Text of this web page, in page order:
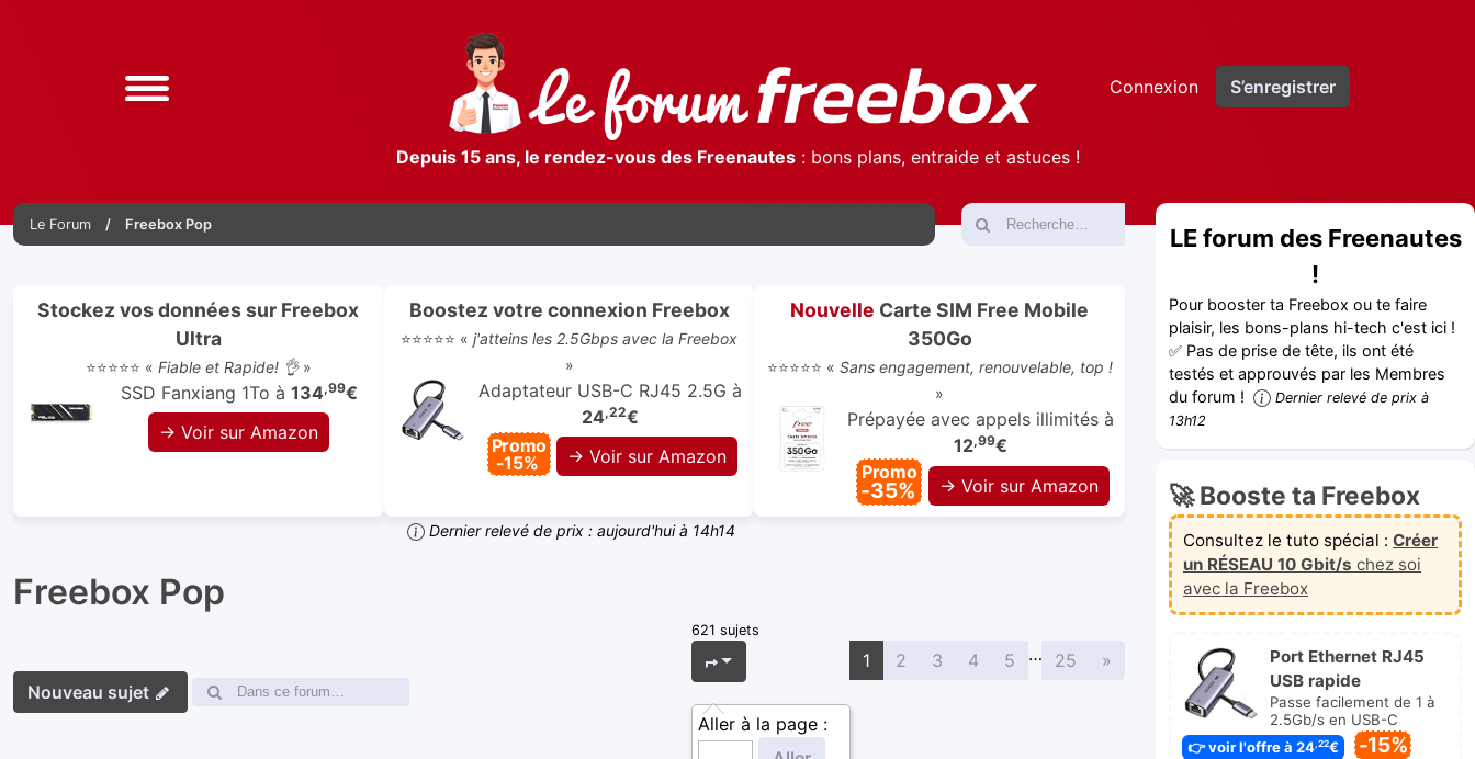
Connexion S’enregistrer
Depuis 15 ans, le rendez-vous des Freenautes: bons plans, entraide et astuces !
Le Forum Freebox Pop
Stockez vos données sur Freebox
Ultra
⭐⭐⭐⭐⭐ « Fiable et Rapide! 👌»
SSD Fanxiang 1To à 134,99€
→ Voir sur Amazon
Boostez votre connexion Freebox
⭐⭐⭐⭐⭐ « j'atteins les 2.5Gbps avec la Freebox
»
Adaptateur USB-C RJ45 2.5G à
24,22€
Promo
-15%
→ Voir sur Amazon
Nouvelle Carte SIM Free Mobile
350Go
⭐⭐⭐⭐⭐ « Sans engagement, renouvelable, top !
»
Prépayée avec appels illimités à
12,99€
Promo
-35% → Voir sur Amazon
Dernier relevé de prix : aujourd'hui à 14h14
Freebox Pop
Nouveau sujet
621 sujets
Page
Aller à la page :
1 2 3 4 5 … 25 »
LE forum des Freenautes
!
Pour booster ta Freebox ou te faire
plaisir, les bons-plans hi-tech c'est ici !
✅ Pas de prise de tête, ils ont été
testés et approuvés par les Membres
du forum !
Dernier relevé de prix à
13h12
🚀 Booste ta Freebox
Consultez le tuto spécial : Créer
un RÉSEAU 10 Gbit/s chez soi
avec la Freebox
Port Ethernet RJ45
USB rapide
Passe facilement de 1 à
2.5Gb/s en USB-C
👉 voir l'offre à 24,22€ -15%